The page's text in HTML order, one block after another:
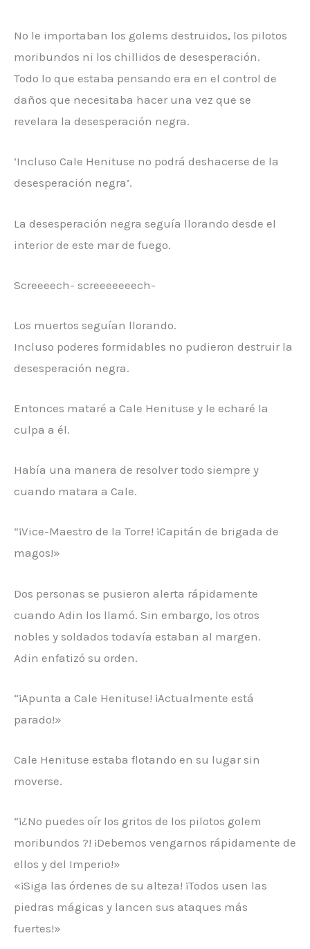
No le importaban los golems destruidos, los pilotos
moribundos ni los chillidos de desesperación.
Todo lo que estaba pensando era en el control de
daños que necesitaba hacer una vez que se
revelara la desesperación negra.
‘Incluso Cale Henituse no podrá deshacerse de la
desesperación negra’.
La desesperación negra seguía llorando desde el
interior de este mar de fuego.
Screeeech- screeeeeeech-
Los muertos seguían llorando.
Incluso poderes formidables no pudieron destruir la
desesperación negra.
Entonces mataré a Cale Henituse y le echaré la
culpa a él.
Había una manera de resolver todo siempre y
cuando matara a Cale.
“¡Vice-Maestro de la Torre! ¡Capitán de brigada de
magos!»
Dos personas se pusieron alerta rápidamente
cuando Adin los llamó. Sin embargo, los otros
nobles y soldados todavía estaban al margen.
Adin enfatizó su orden.
“¡Apunta a Cale Henituse! ¡Actualmente está
parado!»
Cale Henituse estaba flotando en su lugar sin
moverse.
“¡¿No puedes oír los gritos de los pilotos golem
moribundos ?! ¡Debemos vengarnos rápidamente de
ellos y del Imperio!»
«¡Siga las órdenes de su alteza! ¡Todos usen las
piedras mágicas y lancen sus ataques más
fuertes!»